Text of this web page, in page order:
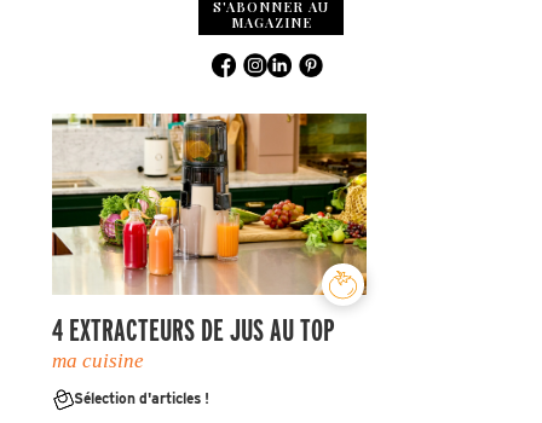
S'ABONNER AU
MAGAZINE
4 EXTRACTEURS DE JUS AU TOP
ma cuisine
Sélection d'articles !